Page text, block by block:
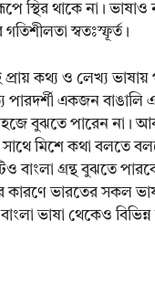
স্থির থাকে না। ভাষাও
স্বতঃস্ফূর্ত।
কথ্য ও লেখ্য ভাষায়
পারদর্শী একজন
বুঝতে পারেন না।
সাথে মিশে কথা বলতে
বাংলা গ্রন্থ বুঝতে
কারণে ভারতের সকল
ভাষা থেকেও